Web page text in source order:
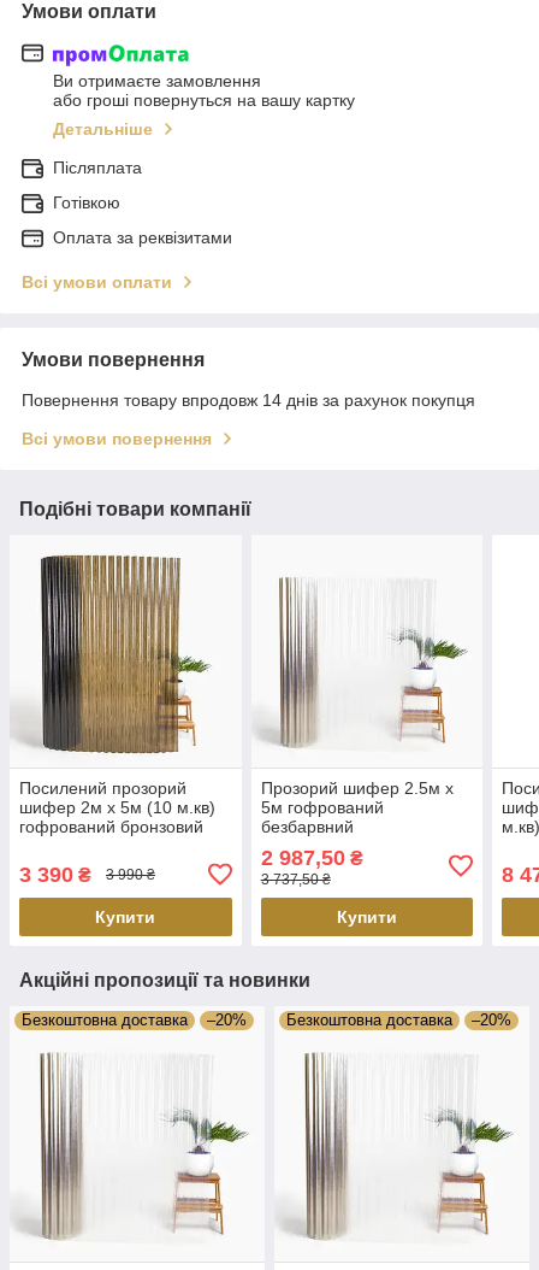
Умови оплати
Ви отримаєте замовлення
або гроші повернуться на вашу картку
Детальніше
Післяплата
Готівкою
Оплата за реквізитами
Всі умови оплати
Умови повернення
Повернення товару впродовж 14 днів за рахунок покупця
Всі умови повернення
Подібні товари компанії
Посилений прозорий
шифер 2м х 5м (10 м.кв)
гофрований бронзовий
3 390 ₴ 3 990 ₴
Купити
Прозорий шифер 2.5м х
5м гофрований
безбарвний
2 987,50₴
3 737,50 ₴
Купити
8
Акційні пропозиції та новинки
Безкоштовна доставка –20% Безкоштовна доставка –20%